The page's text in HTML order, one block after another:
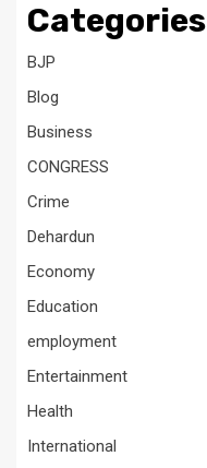
Categories
BJP
Blog
Business
CONGRESS
Crime
Dehardun
Economy
Education
employment
Entertainment
Health
International